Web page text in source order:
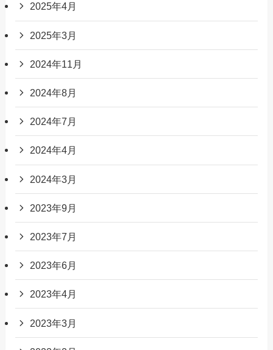
2025年4月
2025年3月
2024年11月
2024年8月
2024年7月
2024年4月
2024年3月
2023年9月
2023年7月
2023年6月
2023年4月
2023年3月